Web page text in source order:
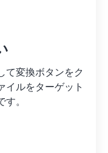
て変換ボタンをク
イルをターゲット
。